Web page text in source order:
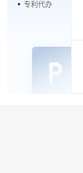
专利代办